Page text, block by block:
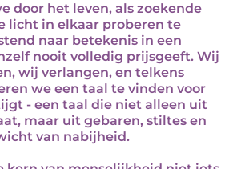
door het leven, als zoekende
licht in elkaar proberen te
naar betekenis in een
nooit volledig prijsgeeft. Wij
wij verlangen, en telkens
we een taal te vinden voor
- een taal die niet alleen uit
maar uit gebaren, stiltes en
van nabijheid.